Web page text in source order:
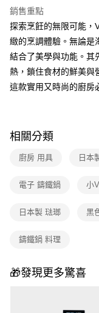
銷售重點
探索烹飪的無限可能，
緻的烹調體驗。無論是
結合了美學與功能。其
熱，鎖住食材的鮮美與
這款實用又時尚的廚房
相關分類
廚房 用具 日本
電子 鑄鐵鍋 小
日本製 琺瑯 黑
鑄鐵鍋 料理
🎁發現更多驚喜